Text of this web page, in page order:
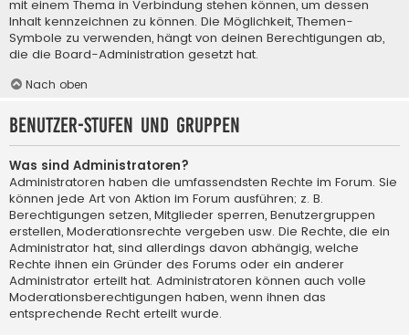
mit einem Thema in Verbindung stehen können, um dessen
Inhalt kennzeichnen zu können. Die Möglichkeit, Themen-
Symbole zu verwenden, hängt von deinen Berechtigungen ab,
die die Board-Administration gesetzt hat.
Nach oben
Benutzer-Stufen und Gruppen
Was sind Administratoren?
Administratoren haben die umfassendsten Rechte im Forum. Sie
können jede Art von Aktion im Forum ausführen; z. B.
Berechtigungen setzen, Mitglieder sperren, Benutzergruppen
erstellen, Moderationsrechte vergeben usw. Die Rechte, die ein
Administrator hat, sind allerdings davon abhängig, welche
Rechte ihnen ein Gründer des Forums oder ein anderer
Administrator erteilt hat. Administratoren können auch volle
Moderationsberechtigungen haben, wenn ihnen das
entsprechende Recht erteilt wurde.